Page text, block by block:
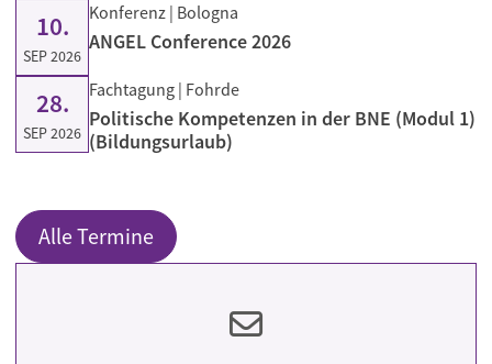
10.
SEP 2026
Konferenz | Bologna
ANGEL Conference 2026
28.
SEP 2026
Fachtagung | Fohrde
Politische Kompetenzen in der BNE (Modul 1)
(Bildungsurlaub)
Alle Termine